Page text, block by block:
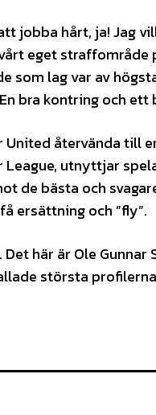
jobba hårt, ja! Jag
eget
som lag var av
bra kontring och ett
United återvända till
utnyttjar
de bästa och
ersättning och ”fly”.
Det här är Ole
största